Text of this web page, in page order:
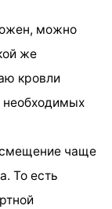
можно
же
кровли
необходимых
смещение чаще
То есть